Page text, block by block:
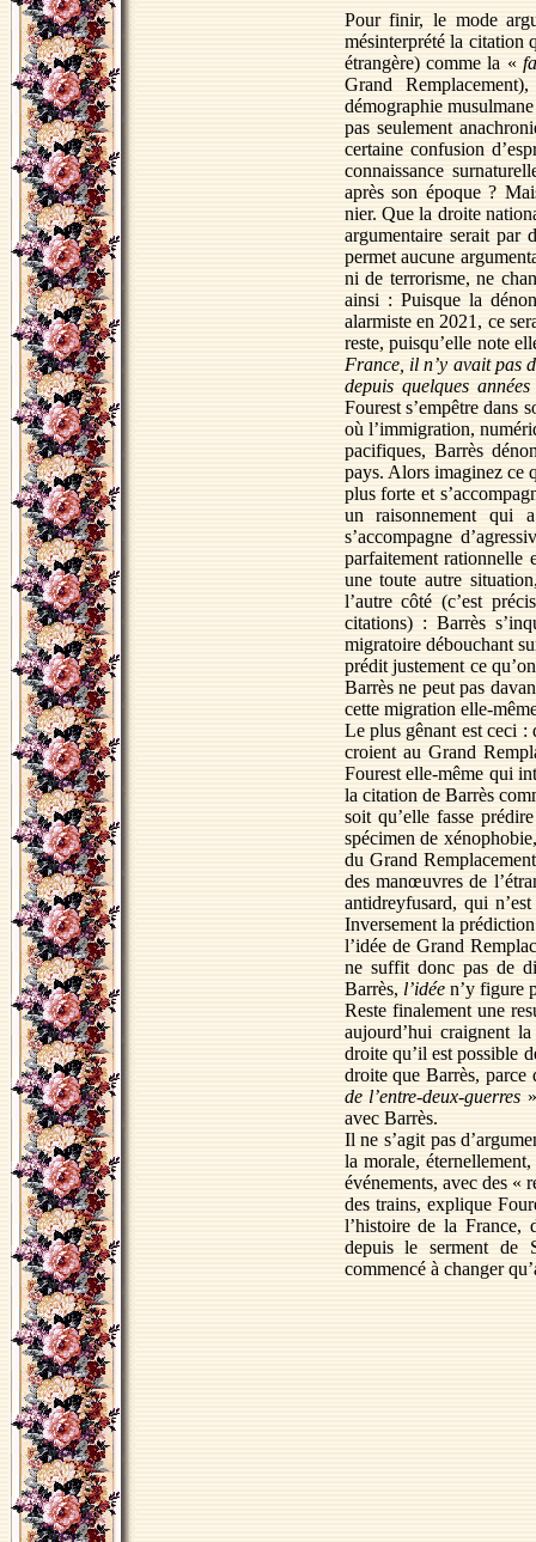
Pour finir, le mode
mésinterprété la citation
étrangère) comme la «
Grand
démographie
pas seulement
certaine confusion
connaissance
après son époque ?
nier. Que la droite
argumentaire serait par
permet aucune
ni de terrorisme, ne
ainsi : Puisque la
alarmiste en 2021, ce
reste, puisqu’elle note
France, il n’y avait pas
depuis quelques
Fourest s’empêtre dans
où l’immigration,
pacifiques, Barrès
pays. Alors imaginez ce
plus forte et
un raisonnement qui
s’accompagne
parfaitement rationnelle
une toute autre
l’autre côté (c’est
citations) : Barrès
migratoire débouchant
prédit justement ce
Barrès ne peut pas
cette migration elle-
Le plus gênant est ceci :
croient au Grand
Fourest elle-même qui
la citation de Barrès
soit qu’elle fasse
spécimen de
du Grand
des manœuvres de
antidreyfusard, qui
Inversement la
l’idée de Grand
ne suffit donc pas de
Barrès, l’idéen’y figure
Reste finalement une
aujourd’hui craignent
droite qu’il est possible
droite que Barrès,
de l’entre-deux-guerres
avec Barrès.
Il ne s’agit pas
la morale,
événements, avec des «
des trains, explique
l’histoire de la France,
depuis le serment de
commencé à changer